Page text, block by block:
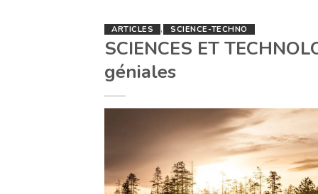
ARTICLES , SCIENCE-TECHNO
SCIENCES ET
géniales